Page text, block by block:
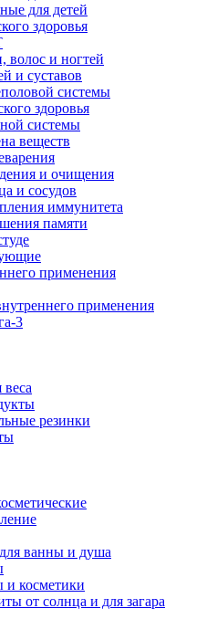
для детей
здоровья
волос и ногтей
и суставов
системы
здоровья
системы
веществ
и очищения
и сосудов
иммунитета
памяти
применения
применения
3
резинки
ванны и душа
и косметики
от солнца и для загара